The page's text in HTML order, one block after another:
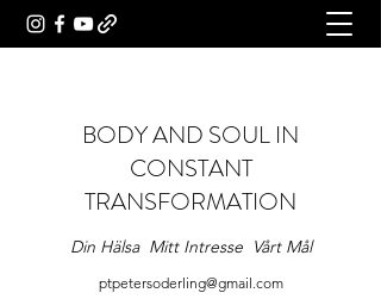
BODY AND SOUL IN
CONSTANT
TRANSFORMATION
Din Hälsa Mitt Intresse Vårt Mål
ptpetersoderling@gmail.com